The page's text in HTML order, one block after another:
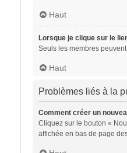
Haut
Lorsque je clique sur le
Seuls les membres
Haut
Problèmes liés à la
Comment créer un
Cliquez sur le bouton «
affichée en bas de page